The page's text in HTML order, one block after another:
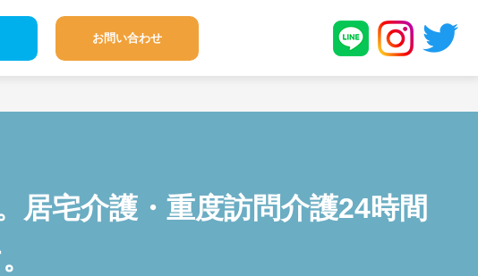
お問い合わせ
居宅介護・重度訪問介護24時間